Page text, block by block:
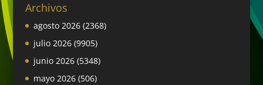
Archivos
agosto 2026(2368)
julio 2026(9905)
junio 2026(5348)
mayo 2026(506)